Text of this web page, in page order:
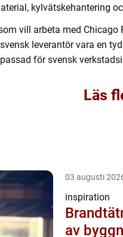
kylvätskehantering
vill arbeta med
leverantör vara en
för svensk
Läs
03 augusti
inspiration
Brandtätning en
av